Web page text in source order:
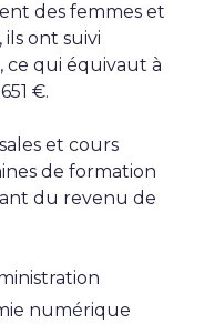
des femmes et
ils ont suivi
ce qui équivaut à
€.
et cours
de formation
du revenu de
numérique